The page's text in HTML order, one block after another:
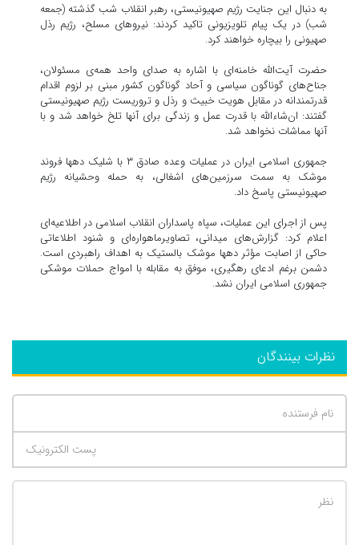
به دنبال این جنایت رژیم صهیونیستی، رهبر انقلاب شب گذشته (جمعه
شب) در یک پیام تلویزیونی تاکید کردند: نیروهای مسلح، رژیم رذل
صهیونی را بیچاره خواهند کرد.
حضرت آیت‌الله خامنه‌ای با اشاره به صدای واحد همه‌ی مسئولان،
جناح‌های گوناگون سیاسی و آحاد گوناگون کشور مبنی بر لزوم اقدام
قدرتمندانه در مقابل هویت خبیث و رذل و تروریست رژیم صهیونیستی
گفتند: ان‌شاءالله با قدرت عمل و زندگی برای آنها تلخ خواهد شد و با
آنها مماشات نخواهد شد.
جمهوری اسلامی ایران در عملیات وعده صادق ۳ با شلیک دهها فروند
موشک‌ به سمت سرزمین‎‌های اشغالی، به حمله وحشیانه رژیم
صهیونیستی پاسخ داد.
پس از اجرای این عملیات، سپاه پاسداران انقلاب اسلامی در اطلاعیه‌ای
اعلام کرد: گزارش‌های میدانی، تصاویرماهواره‌ای و شنود اطلاعاتی
حاکی از اصابت مؤثر دهها موشک بالستیک به اهداف راهبردی است.
دشمن برغم ادعای رهگیری، موفق به مقابله با امواج حملات موشکی
جمهوری اسلامی ایران نشد.
نظرات بینندگان